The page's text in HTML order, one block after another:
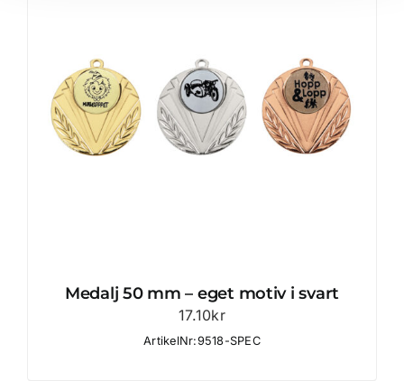
Medalj 50 mm – eget motiv i svart
17.10kr
ArtikelNr:9518-SPEC